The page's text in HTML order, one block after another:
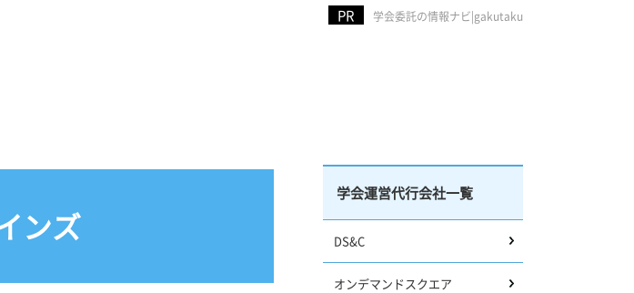
学会委託の情報ナビ|gakutaku
ンズ
学会運営代行会社一覧
DS&C
オンデマンドスクエア